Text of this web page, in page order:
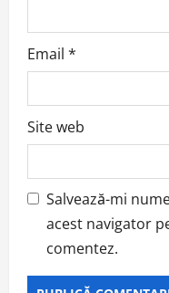
Email *
Site web
Salvează-mi
acest navigator
comentez.